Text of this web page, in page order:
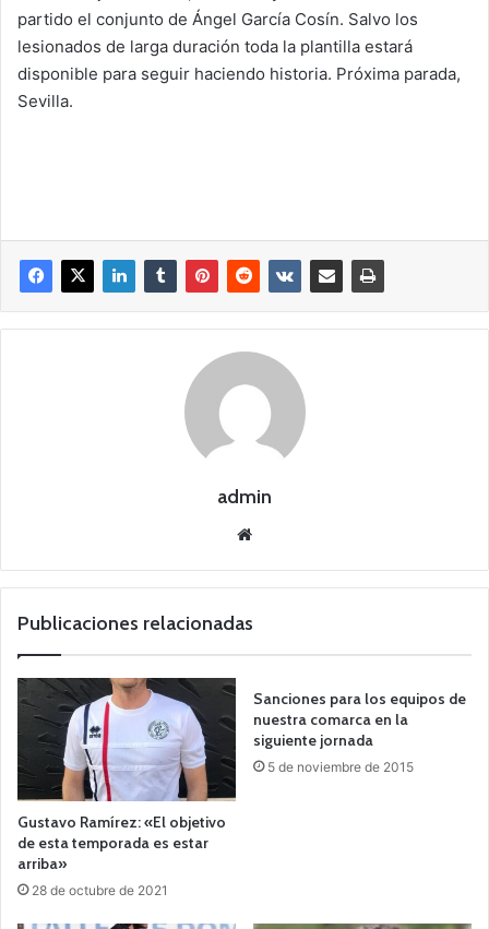
partido el conjunto de Ángel García Cosín. Salvo los
lesionados de larga duración toda la plantilla estará
disponible para seguir haciendo historia. Próxima parada,
Sevilla.
admin
we
Publicaciones relacionadas
Gustavo Ramírez: «El objetivo
de esta temporada es estar
arriba»
28 de octubre de 2021
Sanciones para los equipos de
nuestra comarca en la
siguiente jornada
5 de noviembre de 2015